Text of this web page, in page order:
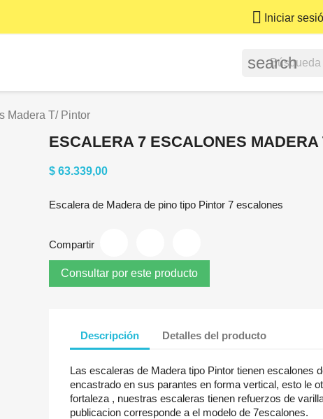
 Iniciar
search
Madera T/ Pintor
ESCALERA 7 ESCALONES MADERA
$ 63.339,00
Escalera de Madera de pino tipo Pintor 7 escalones
Compartir
Consultar por este producto
Descripción Detalles del producto
Las escaleras de Madera tipo Pintor tienen escalones
encastrado en sus parantes en forma vertical, esto le
fortaleza , nuestras escaleras tienen refuerzos de
publicacion corresponde a el modelo de 7escalones.